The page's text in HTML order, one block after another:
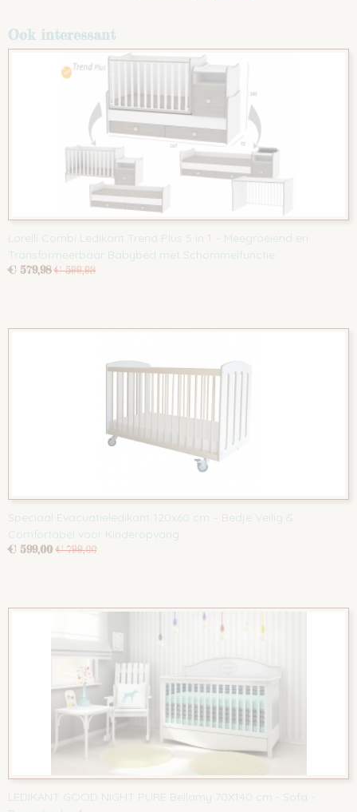
Ook interessant
Lorelli Combi Ledikant Trend Plus 5 in 1 – Meegroeiend en
Transformeerbaar Babybed met Schommelfunctie
€ 579,98 € 599,98
Speciaal Evacuatieledikant 120x60 cm – Bedje Veilig &
Comfortabel voor Kinderopvang
€ 599,00 € 799,00
LEDIKANT GOOD NIGHT PURE Bellamy 70X140 cm - Sofa -